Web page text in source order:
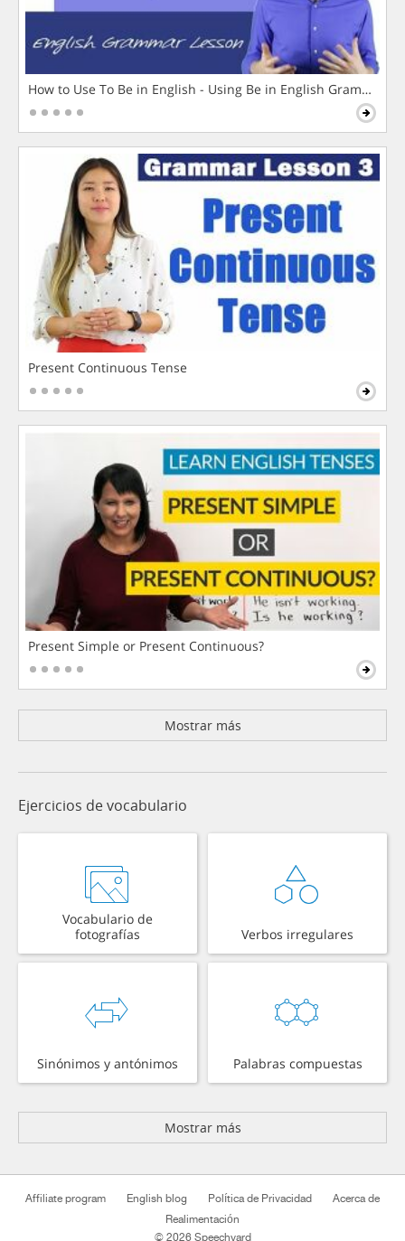
How to Use To Be in English - Using Be in English Grammar
Present Continuous Tense
Present Simple or Present Continuous?
Mostrar más
Ejercicios de vocabulario
Vocabulario de
fotografías
Verbos irregulares
Sinónimos y antónimos Palabras compuestas
Mostrar más
Affiliate program English blog Política de Privacidad
Acerca de
Realimentación
© 2026 Speechyard